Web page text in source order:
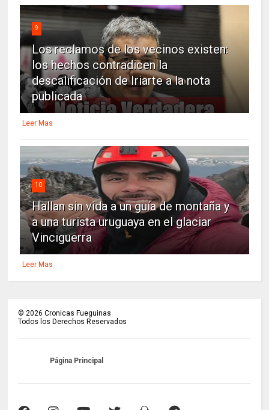
9
Los reclamos de los vecinos existen:
los hechos contradicen la
descalificación de Iriarte a la nota
publicada
Leer Mas
10
Hallan sin vida a un guía de montaña y
a una turista uruguaya en el glaciar
Vinciguerra
Leer Mas
© 2026 Cronicas Fueguinas
Todos los Derechos Reservados
Página Principal